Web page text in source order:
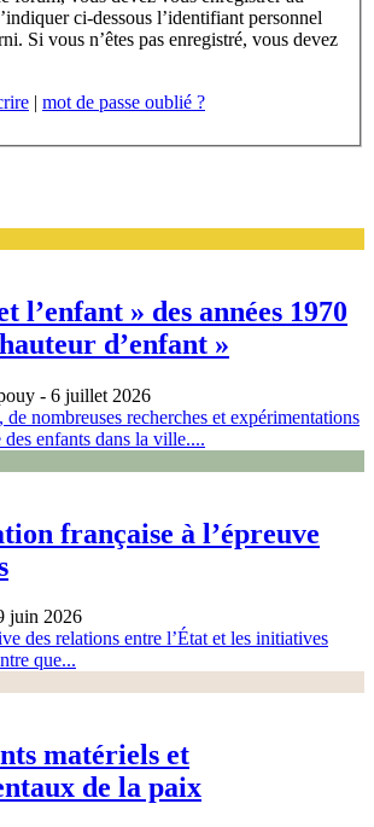
| mot de passe oublié ?
l’enfant » des années 1970
d’enfant »
- 6 juillet 2026
de nombreuses recherches et expérimentations
enfants dans la ville....
française à l’épreuve
juin 2026
des relations entre l’État et les initiatives
que...
matériels et
de la paix